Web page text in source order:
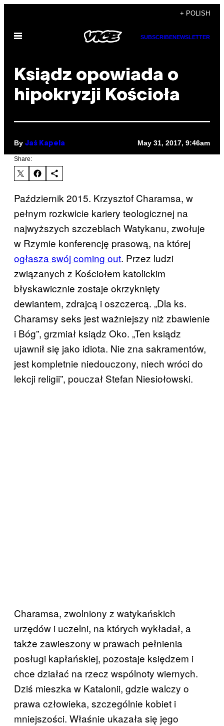
content
+ POLISH
Open
SUBSCRIBENEWSLETTER
Ksiądz opowiada o
hipokryzji Kościoła
By Jaś Kapela May 31, 2017, 9:46am
Share:
Październik 2015. Krzysztof Charamsa, w
pełnym rozkwicie kariery teologicznej na
najwyższych szczeblach Watykanu, zwołuje
w Rzymie konferencję prasową, na której
ogłasza swój coming out. Przez ludzi
związanych z Kościołem katolickim
błyskawicznie zostaje okrzyknięty
dewiantem, zdrajcą i oszczercą. „Dla ks.
Charamsy seks jest ważniejszy niż zbawienie
i Bóg”, grzmiał ksiądz Oko. „Ten ksiądz
ujawnił się jako idiota. Nie zna sakramentów,
jest kompletnie niedouczony, niech wróci do
lekcji religii”, pouczał Stefan Niesiołowski.
Charamsa, zwolniony z watykańskich
urzędów i uczelni, na których wykładał, a
także zawieszony w prawach pełnienia
posługi kapłańskiej, pozostaje księdzem i
chce działać na rzecz wspólnoty wiernych.
Dziś mieszka w Katalonii, gdzie walczy o
prawa człowieka, szczególnie kobiet i
mniejszości. Właśnie ukazała się jego